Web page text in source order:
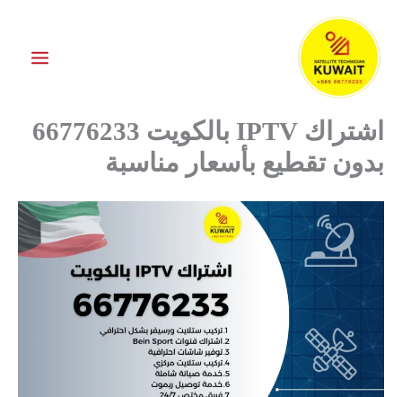
اشتراك IPTV بالكويت 66776233
بدون تقطيع بأسعار مناسبة